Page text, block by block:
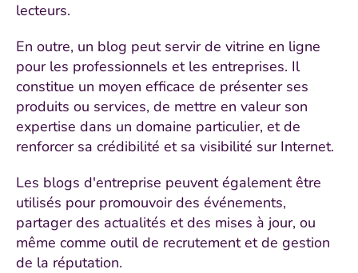
lecteurs.
En outre, un blog peut servir de vitrine en ligne
pour les professionnels et les entreprises. Il
constitue un moyen efficace de présenter ses
produits ou services, de mettre en valeur son
expertise dans un domaine particulier, et de
renforcer sa crédibilité et sa visibilité sur Internet.
Les blogs d'entreprise peuvent également être
utilisés pour promouvoir des événements,
partager des actualités et des mises à jour, ou
même comme outil de recrutement et de gestion
de la réputation.